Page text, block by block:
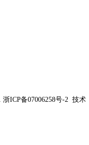
浙ICP备07006258号-2 技术